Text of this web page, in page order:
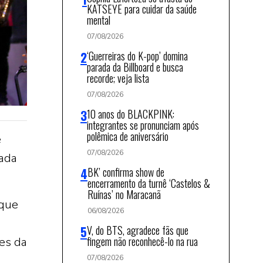
da
KATSEYE para cuidar da saúde
mental
07/08/2026
‘Guerreiras do K-pop’ domina
parada da Billboard e busca
recorde; veja lista
07/08/2026
10 anos do BLACKPINK:
integrantes se pronunciam após
polêmica de aniversário
07/08/2026
BK’ confirma show de
encerramento da turnê ‘Castelos &
Ruínas’ no Maracanã
06/08/2026
V, do BTS, agradece fãs que
fingem não reconhecê-lo na rua
07/08/2026